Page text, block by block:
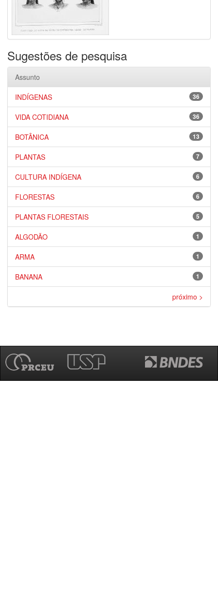
Sugestões de pesquisa
Assunto
36
INDÍGENAS
36
VIDA COTIDIANA
13
BOTÂNICA
7
PLANTAS
6
CULTURA INDÍGENA
6
FLORESTAS
5
PLANTAS FLORESTAIS
1
ALGODÃO
1
ARMA
1
BANANA
próximo >